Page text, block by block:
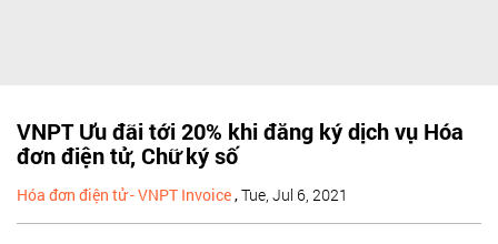
VNPT Ưu đãi tới 20% khi đăng ký dịch vụ Hóa
đơn điện tử, Chữ ký số
Hóa đơn điện tử - VNPT Invoice,Tue, Jul 6, 2021